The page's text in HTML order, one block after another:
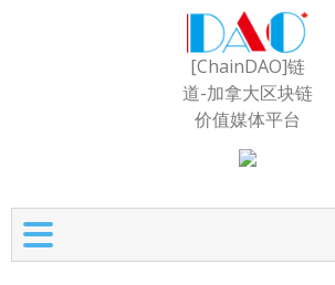
[ChainDAO]链
道-加拿大区块链
价值媒体平台